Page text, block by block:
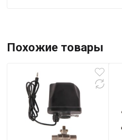
Похожие товары